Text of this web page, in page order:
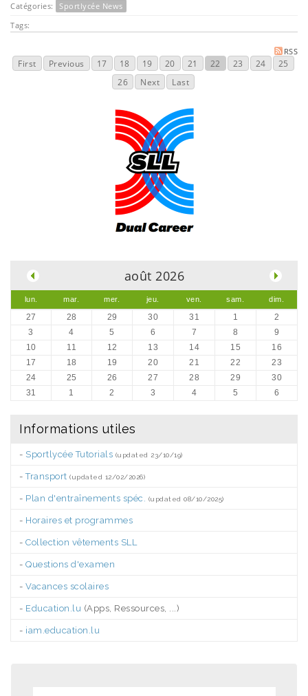
Catégories:
Sportlycée News
Tags:
RSS
First Previous 17 18 19 20 21 22 23 24
25
26
Next Last
août 2026
lun. mar. mer. jeu. ven. sam. dim.
27 28 29 30 31 1
2
3
4 5 6 7 8
9
10
11 12 13 14 15
16
17
18 19 20 21 22
23
24
25 26 27 28 29
30
31
1 2 3 4 5 6
Informations utiles
- Sportlycée Tutorials (updated 23/10/19)
-Transport (updated 12/02/2026)
- Plan d'entraînements spéc. (updated 08/10/2025)
- Horaires et programmes
- Collection vêtements SLL
- Questions d'examen
- Vacances scolaires
- Education.lu (Apps, Ressources, ...)
- iam.education.lu